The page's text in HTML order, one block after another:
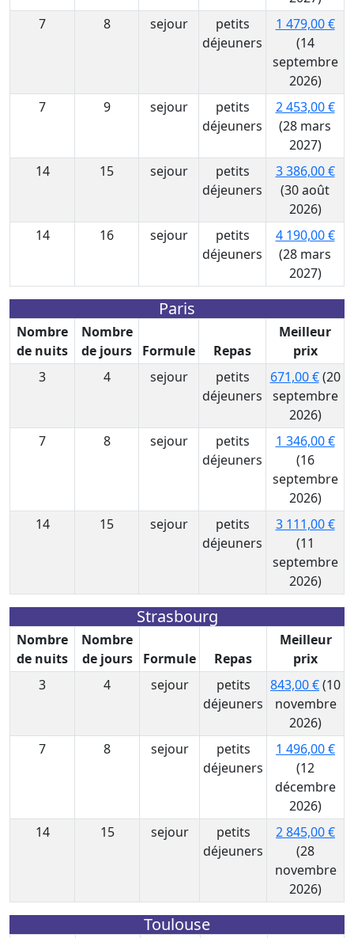
7
8 sejour
petits
déjeuners
1 479,00 €
(14
septembre
2026)
7
9 sejour
petits
déjeuners
2 453,00 €
(28 mars
2027)
14
15 sejour
petits
déjeuners
3 386,00 €
(30 août
2026)
14
16 sejour
petits
déjeuners
4 190,00 €
(28 mars
2027)
Paris
Nombre
de nuits
Nombre
de jours
Formule Repas
Meilleur
prix
3
4 sejour
petits
déjeuners
671,00 €(20
septembre
2026)
7
8 sejour
petits
déjeuners
1 346,00 €
(16
septembre
2026)
14
15 sejour
petits
déjeuners
3 111,00 €
(11
septembre
2026)
Strasbourg
Nombre
de nuits
Nombre
de jours
Formule Repas
Meilleur
prix
3
4 sejour
petits
déjeuners
843,00 €(10
novembre
2026)
7
8 sejour
petits
déjeuners
1 496,00 €
(12
décembre
2026)
14
15 sejour
petits
déjeuners
2 845,00 €
(28
novembre
2026)
Toulouse